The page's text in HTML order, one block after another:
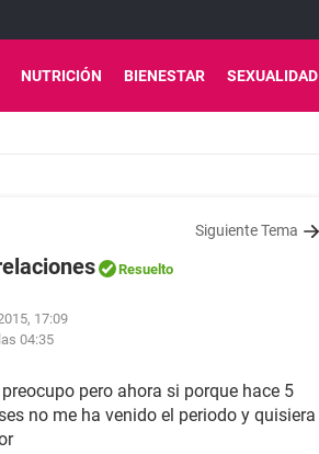
NUTRICIÓN BIENESTAR SEXUALIDAD
Siguiente Tema
Resuelto
17:09
04:35
pero ahora si porque hace 5
no me ha venido el periodo y quisiera